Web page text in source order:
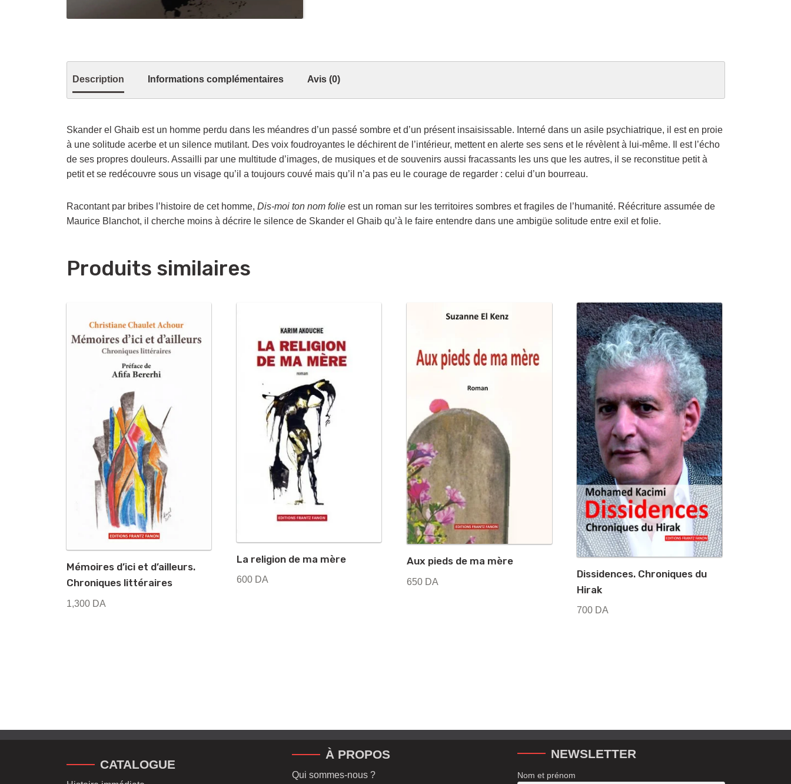
Description Informations complémentaires Avis (0)
Skander el Ghaib est un homme perdu dans les méandres d’un passé sombre et d’un présent insaisissable. Interné dans un asile psychiatrique, il est en proie
à une solitude acerbe et un silence mutilant. Des voix foudroyantes le déchirent de l’intérieur, mettent en alerte ses sens et le révèlent à lui-même. Il est l’écho
de ses propres douleurs. Assailli par une multitude d’images, de musiques et de souvenirs aussi fracassants les uns que les autres, il se reconstitue petit à
petit et se redécouvre sous un visage qu’il a toujours couvé mais qu’il n’a pas eu le courage de regarder : celui d’un bourreau.
Racontant par bribes l’histoire de cet homme, Dis-moi ton nom folieest un roman sur les territoires sombres et fragiles de l’humanité. Réécriture assumée de
Maurice Blanchot, il cherche moins à décrire le silence de Skander el Ghaib qu’à le faire entendre dans une ambigüe solitude entre exil et folie.
Produits similaires
Mémoires d’ici et d’ailleurs.
Chroniques littéraires
1,300 DA
La religion de ma mère
600 DA
Aux pieds de ma mère
650 DA
Dissidences. Chroniques du
Hirak
700 DA
CATALOGUE
À PROPOS
Qui sommes-nous ?
NEWSLETTER
Nom et prénom